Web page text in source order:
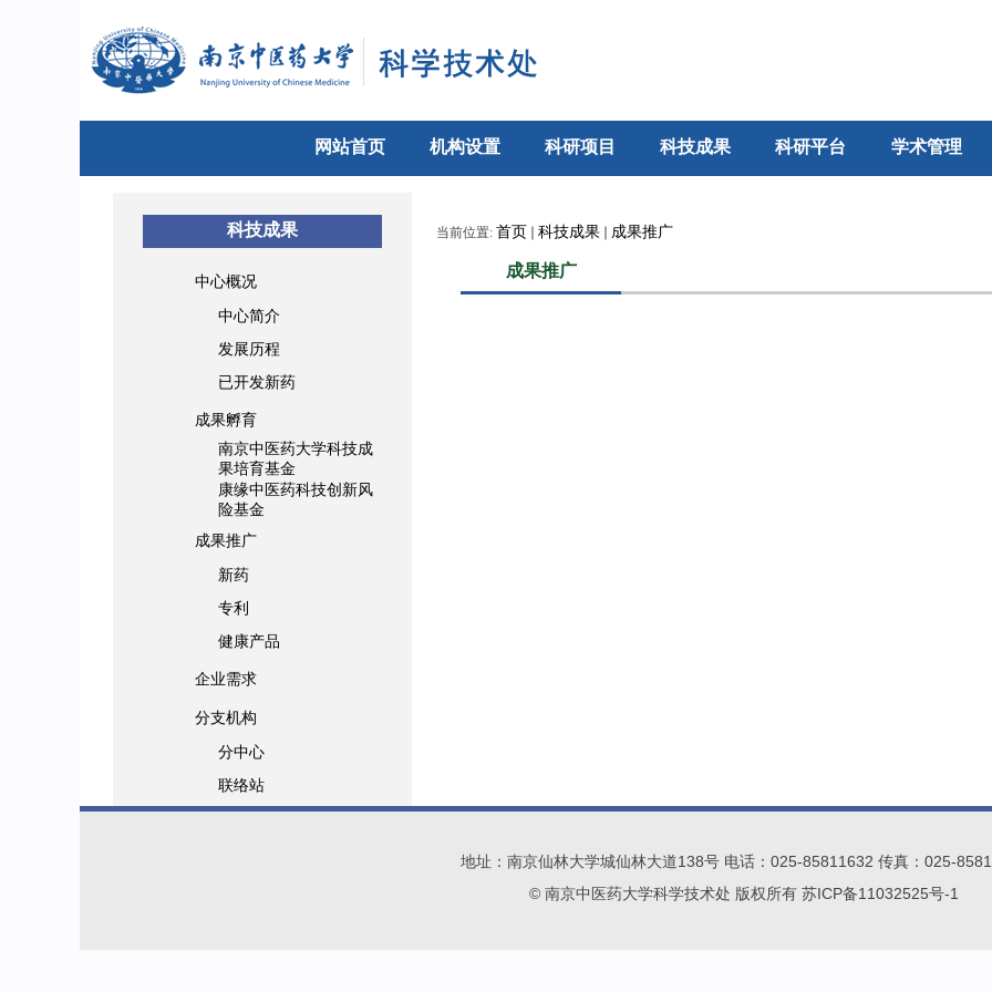
网站首页 机构设置 科研项目 科技成果 科研平台 学术管理
科技成果
中心概况
中心简介
发展历程
已开发新药
成果孵育
南京中医药大学科技成
果培育基金
康缘中医药科技创新风
险基金
成果推广
新药
专利
健康产品
企业需求
分支机构
分中心
联络站
当前位置: 首页 科技成果 成果推广
成果推广
地址：南京仙林大学城仙林大道138号 电话：025-85811632 传真：025-
© 南京中医药大学科学技术处 版权所有 苏ICP备11032525号-1